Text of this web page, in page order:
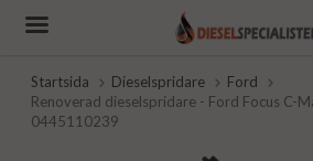
Startsida Dieselspridare
Ford
Renoverad dieselspridare - Ford Focus C-
0445110239